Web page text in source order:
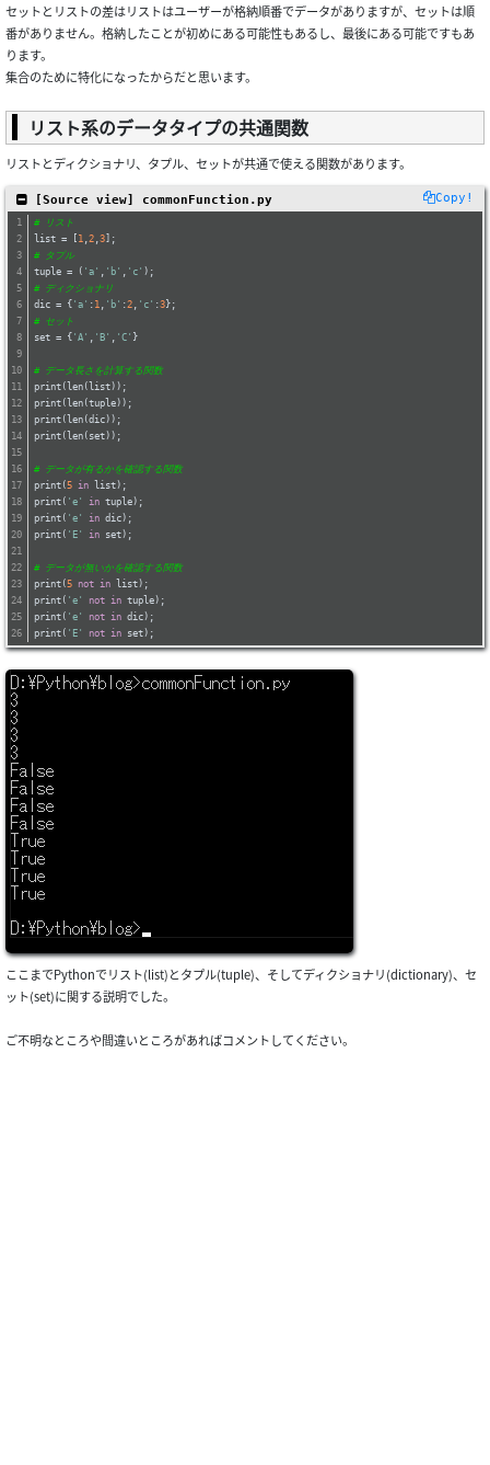
セットとリストの差はリストはユーザーが格納順番でデータがありますが、セットは順
番がありません。格納したことが初めにある可能性もあるし、最後にある可能ですもあ
ります。
集合のために特化になったからだと思います。
リスト系のデータタイプの共通関数
リストとディクショナリ、タプル、セットが共通で使える関数があります。
Copy!
[Source view] commonFunction.py
# リスト
list = [ 1 2 3 ];
# タプル
tuple = ( 'a' 'b' 'c' );
# ディクショナリ
dic = { 'a' : 1 'b' :2 'c' :3 };
# セット
set = { 'A' 'B' 'C' }
# データ長さを計算する関数
print(len(list));
print(len(tuple));
print(len(dic));
print(len(set));
# データが有るかを確認する関数
print( 5 in list);
print( 'e' in tuple);
print( 'e' in dic);
print( 'E' in set);
# データが無いかを確認する関数
print( 5 not in list);
print( 'e' not in tuple);
print( 'e' not in dic);
print( 'E' not in set);
ここまでPythonでリスト(list)とタプル(tuple)、そしてディクショナリ(dictionary)、セ
ット(set)に関する説明でした。
ご不明なところや間違いところがあればコメントしてください。